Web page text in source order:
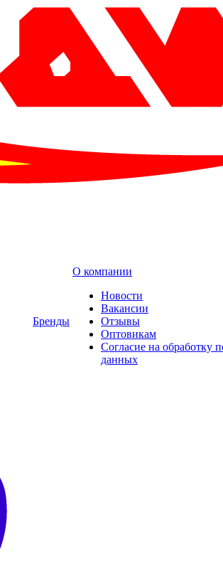
Бренды
О компании
Новости
Вакансии
Отзывы
Оптовикам
Cогласие на обработку
данных